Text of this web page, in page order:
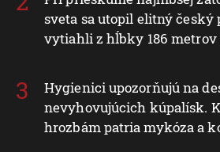
sveta sa utopil elitný český
vytiahli z hĺbky 186 metrov
Hygienici upozorňujú na
nevyhovujúcich kúpalísk.
hrozbám patria mykóza a